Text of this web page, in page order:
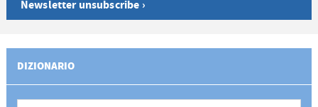
Newsletter unsubscribe ›
DIZIONARIO